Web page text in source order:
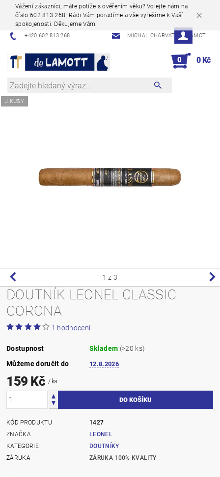
Vážení zákazníci, máte potíže s ověřením věku? Volejte nám na
číslo 602 813 268! Rádi Vám poradíme a vše vyřešíme k Vaší
spokojenosti. Děkujeme Vám.
+420 602 813 268 MICHAL.CHARVAT@DELAMOT.CZ
0 0 Kč
J.KUSY
1 z 3
DOUTNÍK LEONEL CLASSIC
CORONA
1 hodnocení
Dostupnost Skladem (>20 ks)
Můžeme doručit do
12.8.2026
159 Kč / ks
KÓD PRODUKTU
1427
ZNAČKA
LEONEL
KATEGORIE
DOUTNÍKY
ZÁRUKA
ZÁRUKA 100% KVALITY